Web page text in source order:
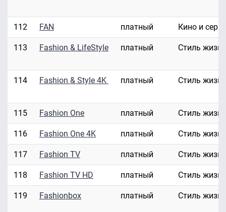
112 FAN платный Кино и
113 Fashion & LifeStyle платный Стиль жизни
114 Fashion & Style 4K платный Стиль жизни
115 Fashion One платный Стиль жизни
116 Fashion One 4K платный Стиль жизни
117 Fashion TV платный Стиль жизни
118 Fashion TV HD платный Стиль жизни
119 Fashionbox платный Стиль жизни